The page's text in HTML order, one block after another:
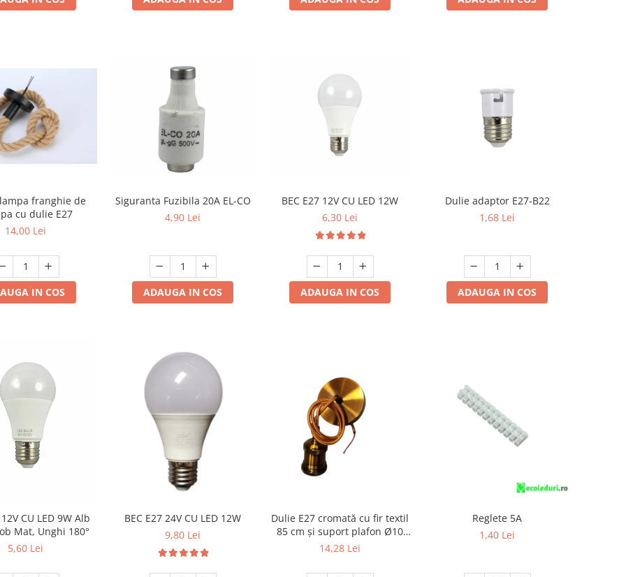
franghie de
cu dulie E27
14,00 Lei
IN COS
Siguranta Fuzibila 20A EL-CO
4,90 Lei
ADAUGA IN COS
BEC E27 12V CU LED 12W
6,30 Lei
ADAUGA IN COS
Dulie adaptor E27-B22
1,68 Lei
ADAUGA IN COS
CU LED 9W Alb
Mat, Unghi 180°
5,60 Lei
BEC E27 24V CU LED 12W
9,80 Lei
Dulie E27 cromată cu fir textil
85 cm și suport plafon Ø10
cm, cu accesorii de montaj
14,28 Lei
Reglete 5A
1,40 Lei